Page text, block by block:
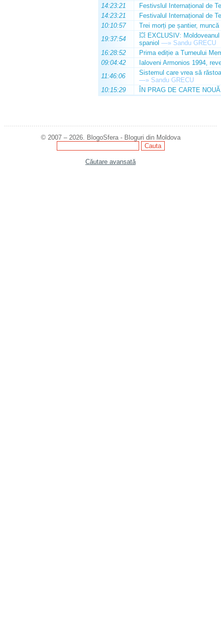
14:23:21
Festivslul Internațional de
14:23:21
Festivalul Internațional de
10:10:57
Trei morți pe șantier, muncă
19:37:54
💥 EXCLUSIV:
spaniol —» Sandu GRECU
16:28:52
Prima ediție a Turneului
09:04:42
Ialoveni Armonios 1994,
11:46:06
Sistemul care vrea să
—» Sandu GRECU
10:15:29
ÎN PRAG DE CARTE NOUĂ
© 2007 – 2026. BlogoSfera - Bloguri din Moldova
Căutare avansată